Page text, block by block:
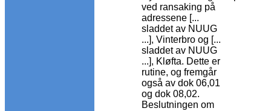
ved ransaking på
adressene [...
sladdet av NUUG
...], Vinterbro og [...
sladdet av NUUG
...], Kløfta. Dette er
rutine, og fremgår
også av dok 06,01
og dok 08,02.
Beslutningen om